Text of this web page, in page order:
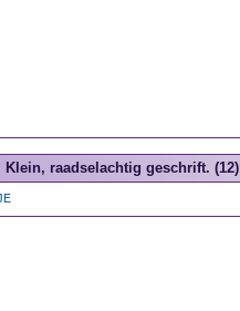
Klein, raadselachtig geschrift. (12)